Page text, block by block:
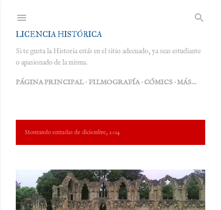
LICENCIA HISTÓRICA
Si te gusta la Historia estás en el sitio adecuado, ya seas estudiante
o apasionado de la misma.
PÁGINA PRINCIPAL FILMOGRAFÍA CÓMICS MÁS…
d
a
s
Mostrando entradas de diciembre, 2014